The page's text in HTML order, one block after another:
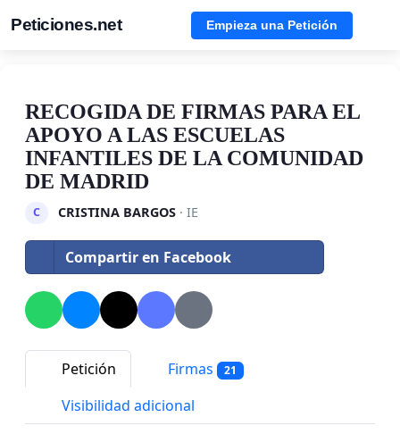
Peticiones.net Empieza una Petición
RECOGIDA DE FIRMAS PARA EL
APOYO A LAS ESCUELAS
INFANTILES DE LA COMUNIDAD
DE MADRID
C CRISTINA BARGOS· IE
Compartir en Facebook
Petición Firmas 21
Visibilidad adicional